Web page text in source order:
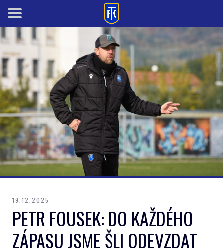
19.12.2025
PETR FOUSEK: DO KAŽDÉHO
ZÁPASU JSME ŠLI ODEVZDAT